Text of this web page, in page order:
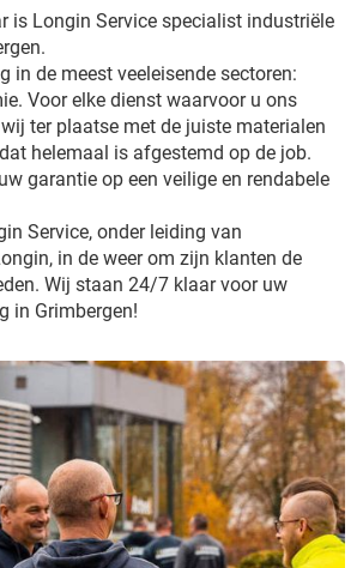
is Longin Service specialist industriële
in de meest veeleisende sectoren:
Voor elke dienst waarvoor u ons
ter plaatse met de juiste materialen
helemaal is afgestemd op de job.
garantie op een veilige en rendabele
Service, onder leiding van
in de weer om zijn klanten de
Wij staan 24/7 klaar voor uw
in Grimbergen!